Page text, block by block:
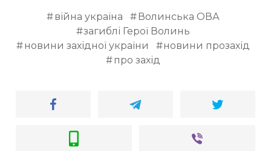
війна україна
Волинська ОВА
загиблі Герої Волинь
новини західної україни
новини прозахід
про захід